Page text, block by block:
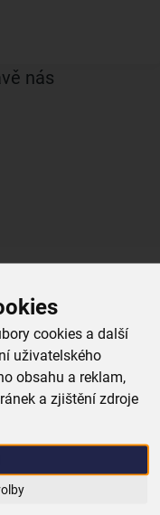
cookies a další
uživatelského
obsahu a reklam,
a zjištění zdroje
nás
dřív než